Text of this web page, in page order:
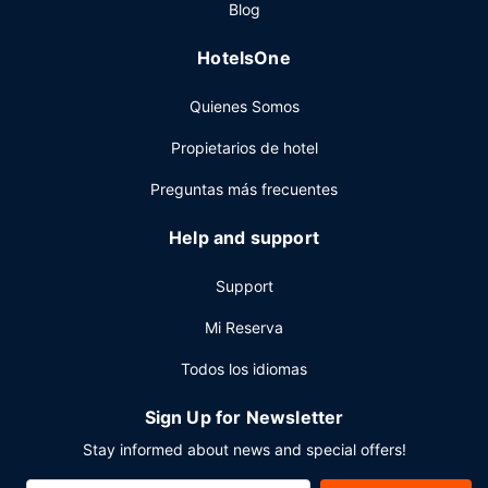
Tendrás una lavandería y una máquina expendedora a tu
Blog
HotelsOne
Quienes Somos
Propietarios de hotel
Preguntas más frecuentes
Help and support
Support
Mi Reserva
Todos los idiomas
Sign Up for Newsletter
Stay informed about news and special offers!